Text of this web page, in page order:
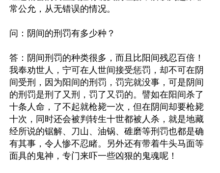
常公允，从无错误的情况。
问：阴间的刑罚有多少种？
答：阴间刑罚的种类很多，而且比阳间残忍百倍！
我奉劝世人，宁可在人世间接受惩罚，却不可在阴
间受刑，因为阳间的刑罚，罚完就没事，可是阴间
的刑罚是刑了又刑，罚了又罚的。譬如在阳间杀了
十条人命，了不起就枪毙一次，但在阴间却要枪毙
十次，同时还会被判转生十世都被人杀，就是地藏
经所说的锯解、刀山、油锅、碓磨等刑罚也都是确
有其事，令人惨不忍睹。另外还有带着牛头马面等
面具的鬼神，专门来吓一些凶狠的鬼魂呢！